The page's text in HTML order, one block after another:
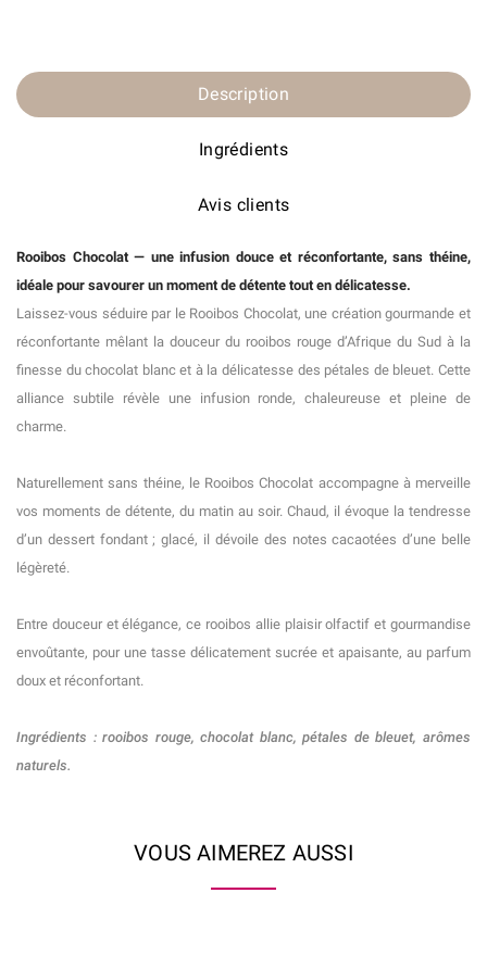
Description
Ingrédients
Avis clients
Rooibos Chocolat — une infusion douce et réconfortante, sans théine,
idéale pour savourer un moment de détente tout en délicatesse.
Laissez-vous séduire par le Rooibos Chocolat, une création gourmande et
réconfortante mêlant la douceur du rooibos rouge d’Afrique du Sud à la
finesse du chocolat blanc et à la délicatesse des pétales de bleuet. Cette
alliance subtile révèle une infusion ronde, chaleureuse et pleine de
charme.
Naturellement sans théine, le Rooibos Chocolat accompagne à merveille
vos moments de détente, du matin au soir. Chaud, il évoque la tendresse
d’un dessert fondant ; glacé, il dévoile des notes cacaotées d’une belle
légèreté.
Entre douceur et élégance, ce rooibos allie plaisir olfactif et gourmandise
envoûtante, pour une tasse délicatement sucrée et apaisante, au parfum
doux et réconfortant.
Ingrédients : rooibos rouge, chocolat blanc, pétales de bleuet, arômes
naturels.
VOUS AIMEREZ AUSSI